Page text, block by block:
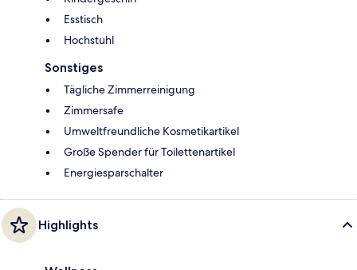
Esstisch
Hochstuhl
Sonstiges
Tägliche Zimmerreinigung
Zimmersafe
Umweltfreundliche Kosmetikartikel
Große Spender für Toilettenartikel
Energiesparschalter
Highlights